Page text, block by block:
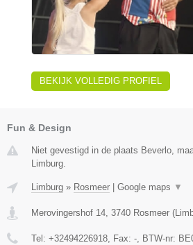
BEKIJK VOLLEDIG PROFIEL
Fun & Design
Niet gevestigd in de plaats Beverlo,
Limburg.
Limburg » Rosmeer Google maps ▼
Merovingershof 14, 3740 Rosmeer (
Tel: +32494226918, Fax: -, BTW-nr: